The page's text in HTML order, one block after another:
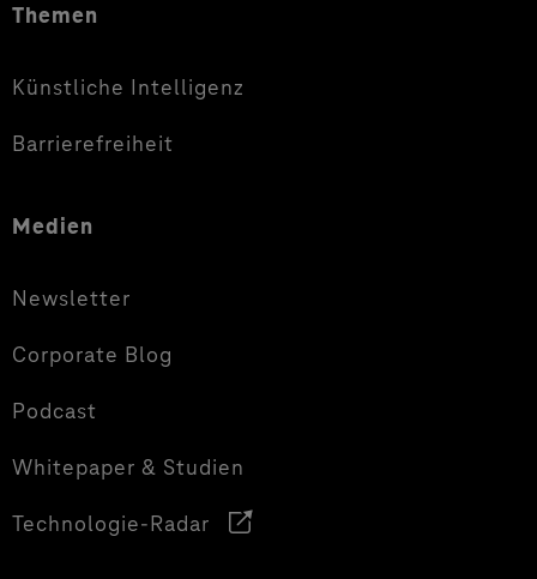
Themen
Künstliche Intelligenz
Barrierefreiheit
Medien
Newsletter
Corporate Blog
Podcast
Whitepaper & Studien
Technologie-Radar